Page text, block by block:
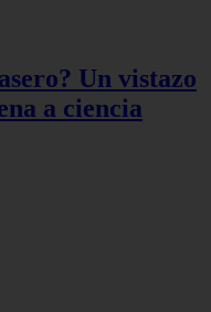
Un vistazo
a ciencia